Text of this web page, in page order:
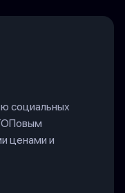
социальных
ценами и